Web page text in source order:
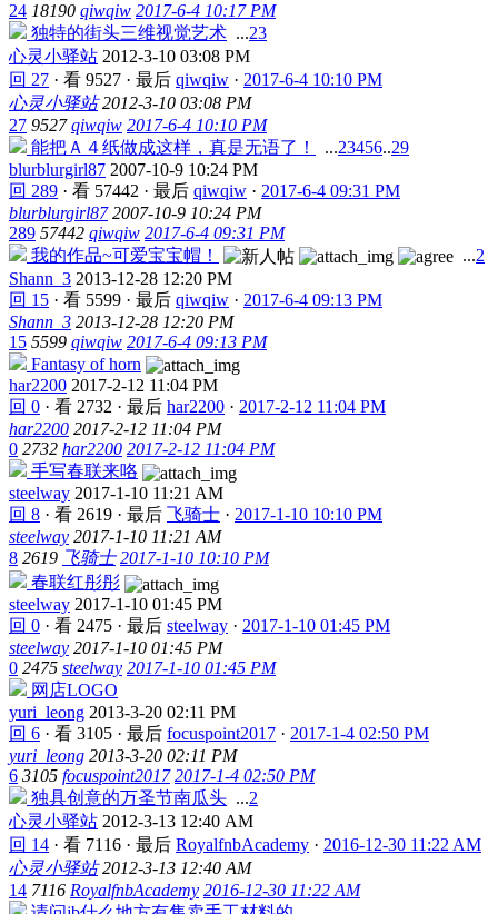
24 18190 qiwqiw 2017-6-4 10:17 PM
独特的街头三维视觉艺术 ...23
心灵小驿站 2012-3-10 03:08 PM
回 27 · 看 9527 · 最后 qiwqiw · 2017-6-4 10:10 PM
心灵小驿站 2012-3-10 03:08 PM
27 9527 qiwqiw 2017-6-4 10:10 PM
能把Ａ４纸做成这样，真是无语了！
...23456..29
blurblurgirl87 2007-10-9 10:24 PM
回 289 · 看 57442 · 最后 qiwqiw · 2017-6-4 09:31 PM
blurblurgirl87 2007-10-9 10:24 PM
289 57442 qiwqiw 2017-6-4 09:31 PM
我的作品~可爱宝宝帽！
...2
Shann_3 2013-12-28 12:20 PM
回 15 · 看 5599 · 最后 qiwqiw · 2017-6-4 09:13 PM
Shann_3 2013-12-28 12:20 PM
15 5599 qiwqiw 2017-6-4 09:13 PM
Fantasy of horn
har2200 2017-2-12 11:04 PM
回 0 · 看 2732 · 最后 har2200 · 2017-2-12 11:04 PM
har2200 2017-2-12 11:04 PM
0 2732 har2200 2017-2-12 11:04 PM
手写春联来咯
steelway 2017-1-10 11:21 AM
回 8 · 看 2619 · 最后 飞骑士 · 2017-1-10 10:10 PM
steelway 2017-1-10 11:21 AM
8 2619 飞骑士 2017-1-10 10:10 PM
春联红彤彤
steelway 2017-1-10 01:45 PM
回 0 · 看 2475 · 最后 steelway · 2017-1-10 01:45 PM
steelway 2017-1-10 01:45 PM
0 2475 steelway 2017-1-10 01:45 PM
网店LOGO
yuri_leong 2013-3-20 02:11 PM
回 6 · 看 3105 · 最后 focuspoint2017 · 2017-1-4 02:50 PM
yuri_leong 2013-3-20 02:11 PM
6 3105 focuspoint2017 2017-1-4 02:50 PM
独具创意的万圣节南瓜头 ...2
心灵小驿站 2012-3-13 12:40 AM
回 14 · 看 7116 · 最后 RoyalfnbAcademy · 2016-12-30 11:22 AM
心灵小驿站 2012-3-13 12:40 AM
14 7116 RoyalfnbAcademy 2016-12-30 11:22 AM